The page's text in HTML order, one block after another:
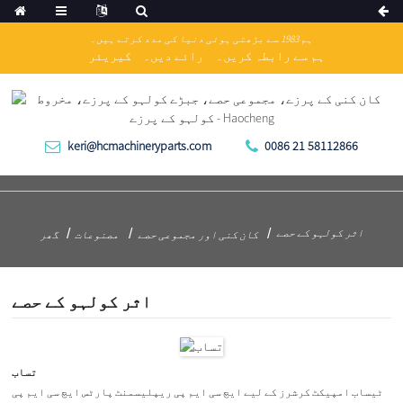
ہم 1983 سے بڑھتی ہوئی دنیا کی مدد کرتے ہیں۔
کیریئر رائے دیں۔ ہم سے رابطہ کریں۔
keri@hcmachineryparts.com 0086 21 58112866
گھر مصنوعات کان کنی اور مجموعی حصے اثر کولہو کے حصے
اثر کولہو کے حصے
تساب
ٹیساب امپیکٹ کرشرز کے لیے ایچ سی ایم پی ریپلیسمنٹ پارٹس ایچ سی ایم پی